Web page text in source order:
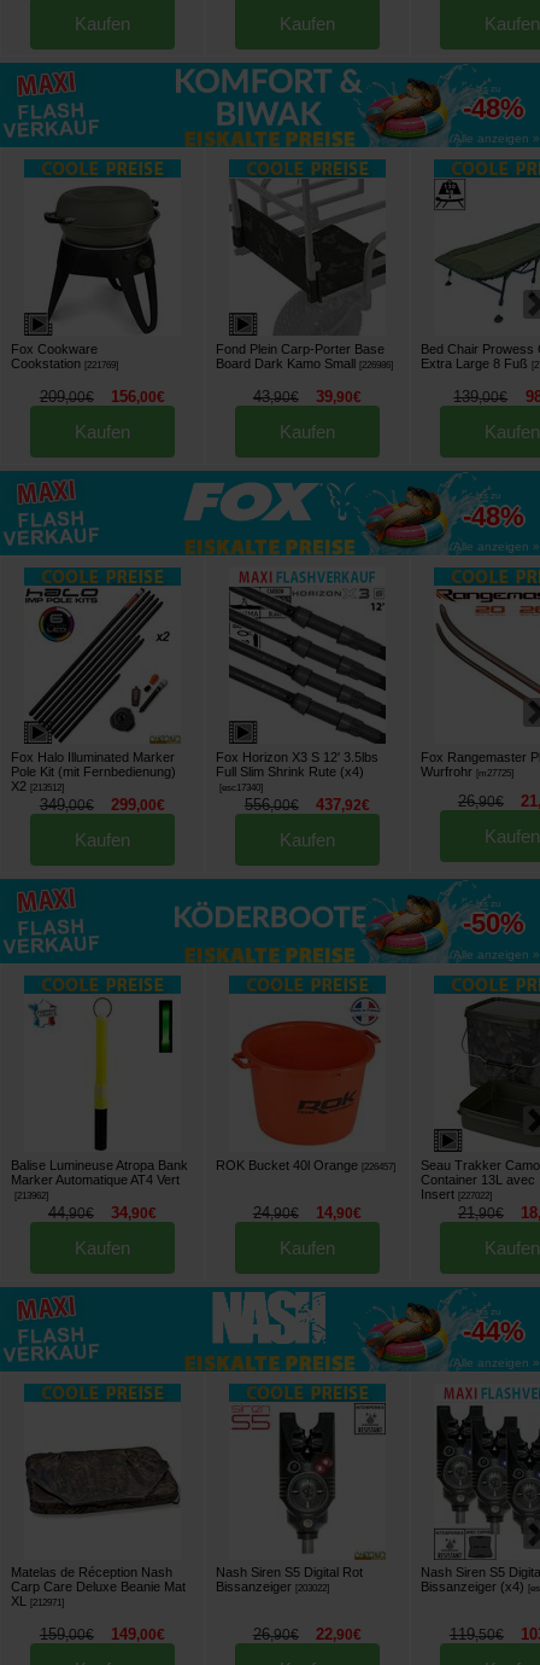
Kaufen Kaufen Kaufen
bis zu
-48%
Alle anzeigen »
Fox Cookware
Cookstation [221769]
209,00€ 156,00€
Kaufen
Fond Plein Carp-Porter Base
Board Dark Kamo Small [226986]
43,90€ 39,90€
Kaufen
Bed Chair Prowess
Extra Large 8 Fuß
[
139,00€
Kaufen
bis zu
-48%
Alle anzeigen »
Fox Halo Illuminated Marker
Pole Kit (mit Fernbedienung)
X2
213512]
349,00€ 299,00€
Kaufen
Fox Horizon X3 S 12' 3.5lbs
Full Slim Shrink Rute (x4)
[esc17340]
556,00€ 437,92€
Kaufen
Fox Rangemaster
Wurfrohr [m27725]
26,90€ 21
Kaufen
bis zu
-50%
Alle anzeigen »
Balise Lumineuse Atropa Bank
Marker Automatique AT4 Vert
[213962]
44,90€ 34,90€
Kaufen
ROK Bucket 40l Orange [226457]
24,90€ 14,90€
Kaufen
Seau Trakker
Container 13L avec
Insert [227022]
21,90€ 18
Kaufen
bis zu
-44%
Alle anzeigen »
Matelas de Réception Nash
Carp Care Deluxe Beanie Mat
XL
[212971]
159,00€ 149,00€
Nash Siren S5 Digital Rot
Bissanzeiger [203022]
26,90€ 22,90€
Nash Siren S5
Bissanzeiger (x4)
[
119,50€